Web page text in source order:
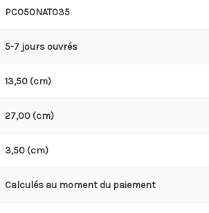
PC050NAT035
5-7 jours ouvrés
13,50 (cm)
27,00 (cm)
3,50 (cm)
Calculés au moment du paiement